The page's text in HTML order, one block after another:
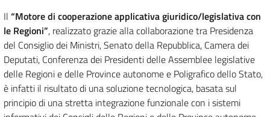
Il “Motore di cooperazione applicativa giuridico/legislativa con
le Regioni”, realizzato grazie alla collaborazione tra Presidenza
del Consiglio dei Ministri, Senato della Repubblica, Camera dei
Deputati, Conferenza dei Presidenti delle Assemblee legislative
delle Regioni e delle Province autonome e Poligrafico dello Stato,
è infatti il risultato di una soluzione tecnologica, basata sul
principio di una stretta integrazione funzionale con i sistemi